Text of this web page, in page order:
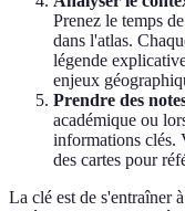
Prenez le temps
dans l'atlas.
légende
enjeux
Prendre des
académique ou
informations clés.
des cartes pour
La clé est de s'entraîner